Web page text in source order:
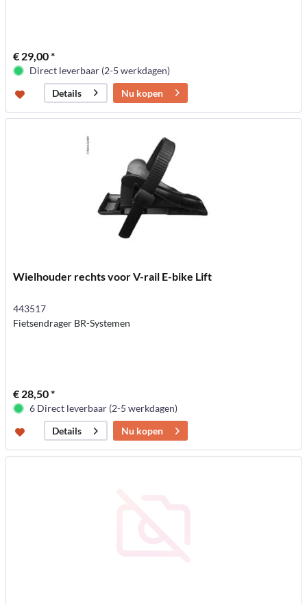
€ 29,00 *
Direct leverbaar (2-5 werkdagen)
Details
Nu kopen
Wielhouder rechts voor V-rail E-bike Lift
443517
Fietsendrager BR-Systemen
€ 28,50 *
6 Direct leverbaar (2-5 werkdagen)
Details
Nu kopen